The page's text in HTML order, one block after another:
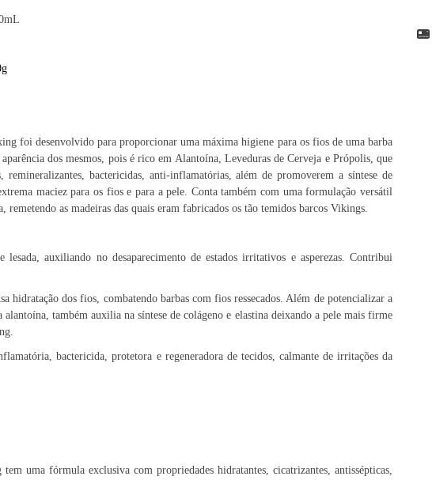
foi desenvolvido para proporcionar uma máxima higiene para os fios de uma barba
dos mesmos, pois é rico em Alantoína, Leveduras de Cerveja e Própolis, que
remineralizantes, bactericidas, anti-inflamatórias, além de promoverem a síntese de
maciez para os fios e para a pele. Conta também com uma formulação versátil
remetendo as madeiras das quais eram fabricados os tão temidos barcos Vikings.
lesada, auxiliando no desaparecimento de estados irritativos e asperezas. Contribui
hidratação dos fios, combatendo barbas com fios ressecados. Além de potencializar a
também auxilia na síntese de colágeno e elastina deixando a pele mais firme
bactericida, protetora e regeneradora de tecidos, calmante de irritações da
uma fórmula exclusiva com propriedades hidratantes, cicatrizantes, antissépticas,